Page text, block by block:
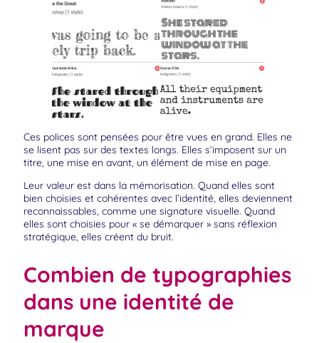
Ces polices sont pensées pour être vues en grand. Elles ne
se lisent pas sur des textes longs. Elles s’imposent sur un
titre, une mise en avant, un élément de mise en page.
Leur valeur est dans la mémorisation. Quand elles sont
bien choisies et cohérentes avec l’identité, elles deviennent
reconnaissables, comme une signature visuelle. Quand
elles sont choisies pour « se démarquer » sans réflexion
stratégique, elles créent du bruit.
Combien de typographies
dans une identité de
marque